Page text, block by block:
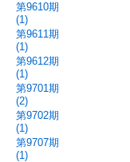
第9610期
(1)
第9611期
(1)
第9612期
(1)
第9701期
(2)
第9702期
(1)
第9707期
(1)